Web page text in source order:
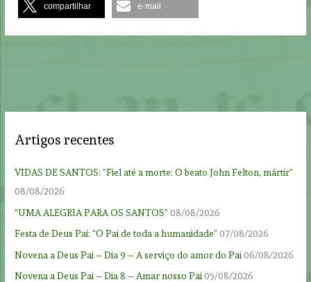
compartilhar e-mail
Artigos recentes
VIDAS DE SANTOS: “Fiel até a morte: O beato John Felton, mártir”
08/08/2026
“UMA ALEGRIA PARA OS SANTOS” 08/08/2026
Festa de Deus Pai: “O Pai de toda a humanidade” 07/08/2026
Novena a Deus Pai – Dia 9 – A serviço do amor do Pai 06/08/2026
Novena a Deus Pai – Dia 8 – Amar nosso Pai 05/08/2026